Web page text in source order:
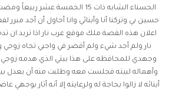
الحسناء الشابه ذات 15 الخمسة عشر
حسين بي وتركنا أنا وأبنائي وانا أحاول أن أجد مبرر
اعلان هذه القصة ملك موقع عرب نار اذا تريد ان
نار ولم أجد شيء ولم أقصر في واجبي تجاه
وجهدي للمحافظه على هذا بيتي الذي هدمه
وأهماله لبيته فجلست معه وطلبت منه أن يعدل
أبنائه لا زالوا بحاجة له ولرعايته إلا أنه أثار